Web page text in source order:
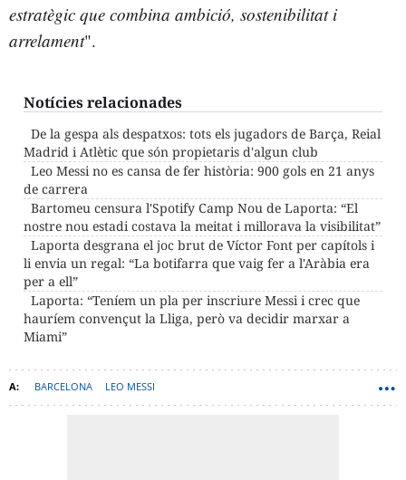
estratègic que combina ambició, sostenibilitat i
arrelament".
Notícies relacionades
De la gespa als despatxos: tots els jugadors de Barça, Reial
Madrid i Atlètic que són propietaris d'algun club
Leo Messi no es cansa de fer història: 900 gols en 21 anys
de carrera
Bartomeu censura l'Spotify Camp Nou de Laporta: “El
nostre nou estadi costava la meitat i millorava la visibilitat”
Laporta desgrana el joc brut de Víctor Font per capítols i
li envia un regal: “La botifarra que vaig fer a l'Aràbia era
per a ell”
Laporta: “Teníem un pla per inscriure Messi i crec que
hauríem convençut la Lliga, però va decidir marxar a
Miami”
BARCELONA LEO MESSI